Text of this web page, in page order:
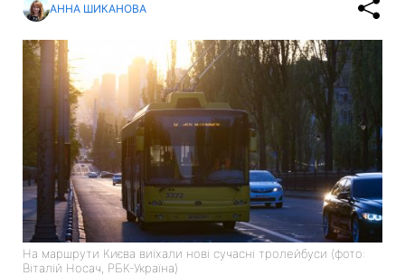
АННА ШИКАНОВА
На маршрути Києва виїхали нові сучасні тролейбуси (фото:
Віталій Носач, РБК-Україна)